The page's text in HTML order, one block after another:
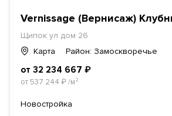
Vernissage (Вернисаж)
Щипок ул дом 26
Карта
Район: Замоскворечье
от 32 234 667 ₽
от 537 244 ₽/м²
Новостройка